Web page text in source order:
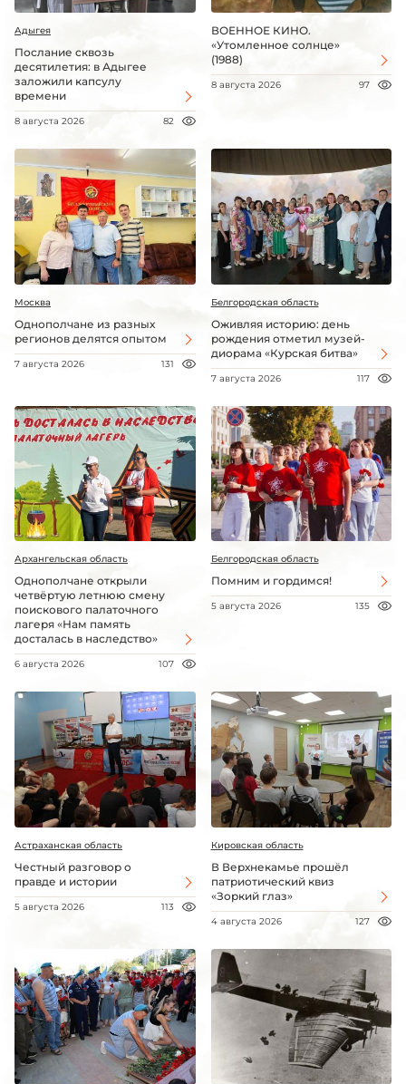
Адыгея
Послание сквозь
десятилетия: в Адыгее
заложили капсулу
времени
8 августа 2026 82
ВОЕННОЕ КИНО.
«Утомленное солнце»
(1988)
8 августа 2026 97
Москва
Однополчане из разных
регионов делятся опытом
7 августа 2026 131
Белгородская область
Оживляя историю: день
рождения отметил музей-
диорама «Курская битва»
7 августа 2026 117
Архангельская область
Однополчане открыли
четвёртую летнюю смену
поискового палаточного
лагеря «Нам память
досталась в наследство»
6 августа 2026 107
Белгородская область
Помним и гордимся!
5 августа 2026 135
Астраханская область
Честный разговор о
правде и истории
5 августа 2026 113
Кировская область
В Верхнекамье прошёл
патриотический квиз
«Зоркий глаз»
4 августа 2026 127